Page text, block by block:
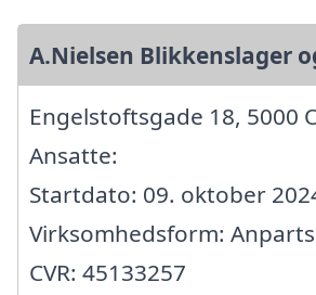
A.Nielsen Blikkenslager
Engelstoftsgade 18, 5000
Ansatte:
Startdato: 09. oktober
Virksomhedsform:
CVR: 45133257